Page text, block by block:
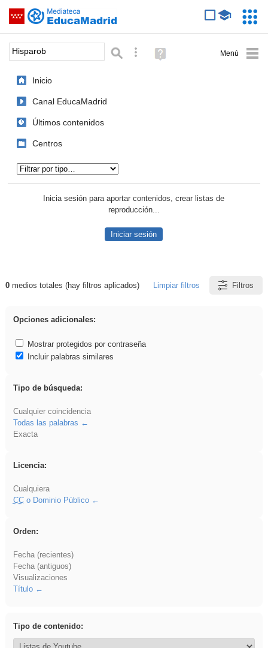
Saltar navegación
Palabra o frase: Búsqueda avanzada
Ayuda
(en
Inicio
Canal EducaMadrid
Últimos contenidos
Centros
Inicia sesión para aportar contenidos, crear listas de
reproducción...
Iniciar sesión
Resultados de: Hisparob
0medios totales (hay filtros aplicados) Limpiar filtros Filtros
Opciones adicionales:
Mostrar protegidos por contraseña
Incluir palabras similares
Tipo de búsqueda:
Cualquier coincidencia
Todas las palabras
Exacta
Licencia:
Cualquiera
CCo Dominio Público
Orden:
Fecha (recientes)
Fecha (antiguos)
Visualizaciones
Título
Tipo de contenido: